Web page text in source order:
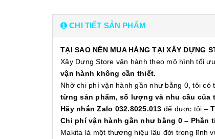
CHI TIẾT SẢN PHẨM
TẠI SAO NÊN MUA HÀNG TẠI XÂY DỰNG
Xây Dựng Store vận hành theo mô hình tối
vận hành không cần thiết.
Nhờ chi phí vận hành gần như bằng 0, tôi
từng sản phẩm, số lượng và nhu cầu của
Hãy nhắn Zalo 032.8025.013 để được tôi –
Chi phí vận hành gần như bằng 0 –
Makita là một thương hiệu lâu đời trong lĩnh